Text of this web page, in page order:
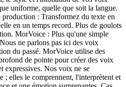
uniforme, quelle que soit la langue.
: Transformez du texte en
en un temps record. Plus de goulots
MorVoice : Plus qu'une simple
ne parlons pas ici des voix
du passé. MorVoice utilise des
de pointe pour créer des voix
expressives. Nos voix ne se
; elles le comprennent, l'interprètent et